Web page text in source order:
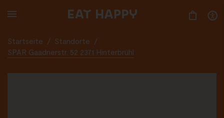
TO
Startseite / Standorte
/
SPAR Gaadnerstr. 52 2371 Hinterbrühl